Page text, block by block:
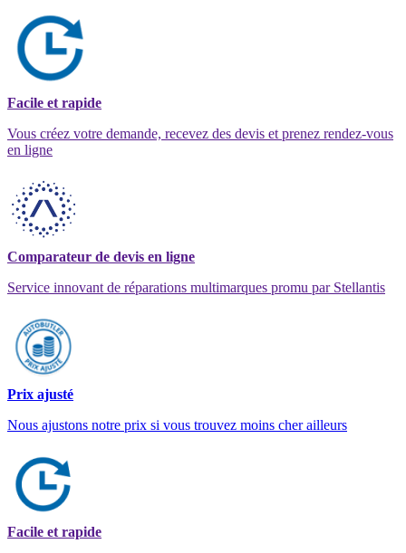
Facile et rapide
Vous créez votre demande, recevez des devis et prenez rendez-vous
en ligne
Comparateur de devis en ligne
Service innovant de réparations multimarques promu par Stellantis
Prix ajusté
Nous ajustons notre prix si vous trouvez moins cher ailleurs
Facile et rapide